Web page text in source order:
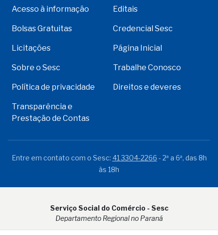
Acesso à informação Editais
Bolsas Gratuitas Credencial Sesc
Licitações Página Inicial
Sobre o Sesc Trabalhe Conosco
Política de privacidade Direitos e deveres
Transparência e
Prestação de Contas
Entre em contato com o Sesc: 41 3304-2266 - 2ª a 6ª, das 8h
às 18h
Serviço Social do Comércio - Sesc
Departamento Regional no Paraná
Rua Visconde do Rio Branco, 931 - CEP 80.410-001 - Curitiba -